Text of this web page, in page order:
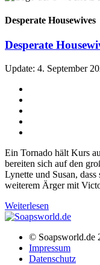
Desperate Housewives
Desperate
Update: 4. September
Ein Tornado hält Kurs
bereiten sich auf den
Lynette und Susan,
weiterem Ärger mit
Weiterlesen
© Soapsworld.de
Impressum
Datenschutz